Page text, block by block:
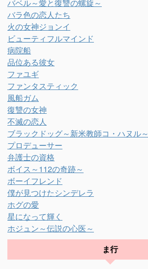
バベル～愛と復讐の螺旋～
バラ色の恋人たち
火の女神ジョンイ
ビューティフルマインド
病院船
品位ある彼女
ファユギ
ファンタスティック
風船ガム
復讐の女神
不滅の恋人
ブラックドッグ～新米教師コ・ハヌル～
プロデューサー
弁護士の資格
ボイス～112の奇跡～
ボーイフレンド
僕が見つけたシンデレラ
ホグの愛
星になって輝く
ホジュン～伝説の心医～
ま行